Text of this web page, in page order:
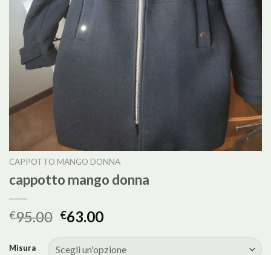
CAPPOTTO MANGO DONNA
cappotto mango donna
€95.00 €63.00
Misura